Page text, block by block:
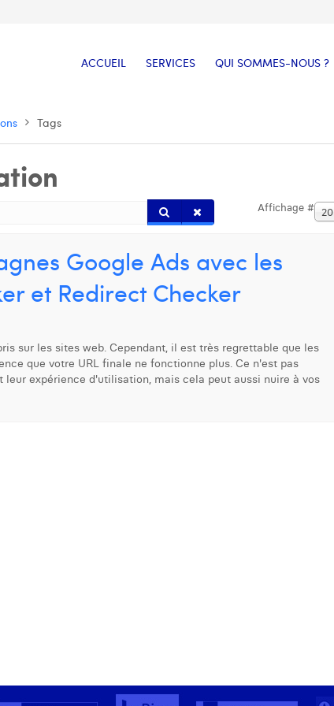
ACCUEIL SERVICES QUI SOMMES-NOUS ?
Tags
Affichage # 20
Google Ads avec les
et Redirect Checker
sur les sites web. Cependant, il est très regrettable que les
que votre URL finale ne fonctionne plus. Ce n'est pas
expérience d'utilisation, mais cela peut aussi nuire à vos